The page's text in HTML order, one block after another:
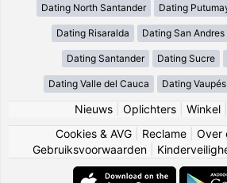
Dating North Santander Dating
Dating Risaralda Dating San
Dating Santander Dating Sucre
Dating Valle del Cauca Dating Vaupés
Nieuws| Oplichters| Winkel|
Cookies & AVG
Reclame Over
Gebruiksvoorwaarden